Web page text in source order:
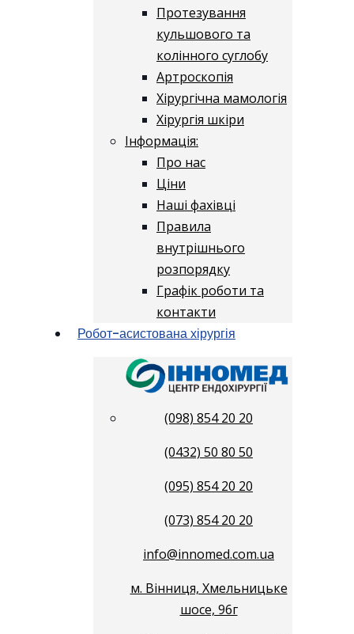
Протезування
кульшового та
колінного суглобу
Артроскопія
Хірургічна мамологія
Хірургія шкіри
Інформація:
Про нас
Ціни
Наші фахівці
Правила
внутрішнього
розпорядку
Графік роботи та
контакти
Робот-асистована хірургія
(098) 854 20 20
(0432) 50 80 50
(095) 854 20 20
(073) 854 20 20
info@innomed.com.ua
м. Вінниця, Хмельницьке
шосе, 96г